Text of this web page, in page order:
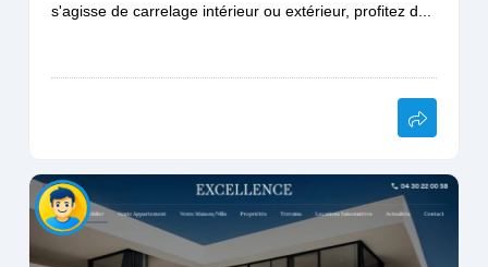
s'agisse de carrelage intérieur ou extérieur, profitez d...